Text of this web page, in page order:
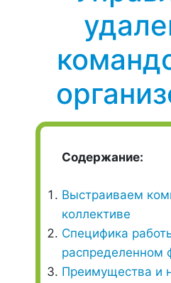
Содержание:
Выстраиваем
коллективе
Специфика
распределенном
Преимущества и